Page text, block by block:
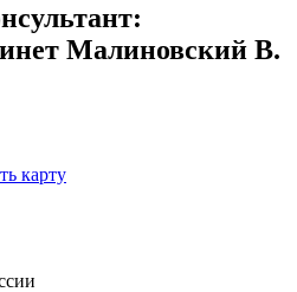
Малиновский В.
карту